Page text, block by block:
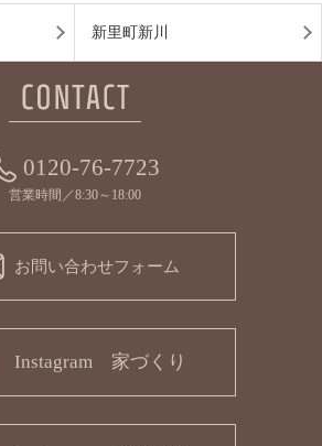
新里町新川
0120-76-7723
営業時間／8:30～18:00
お問い合わせフォーム
Instagram 家づくり